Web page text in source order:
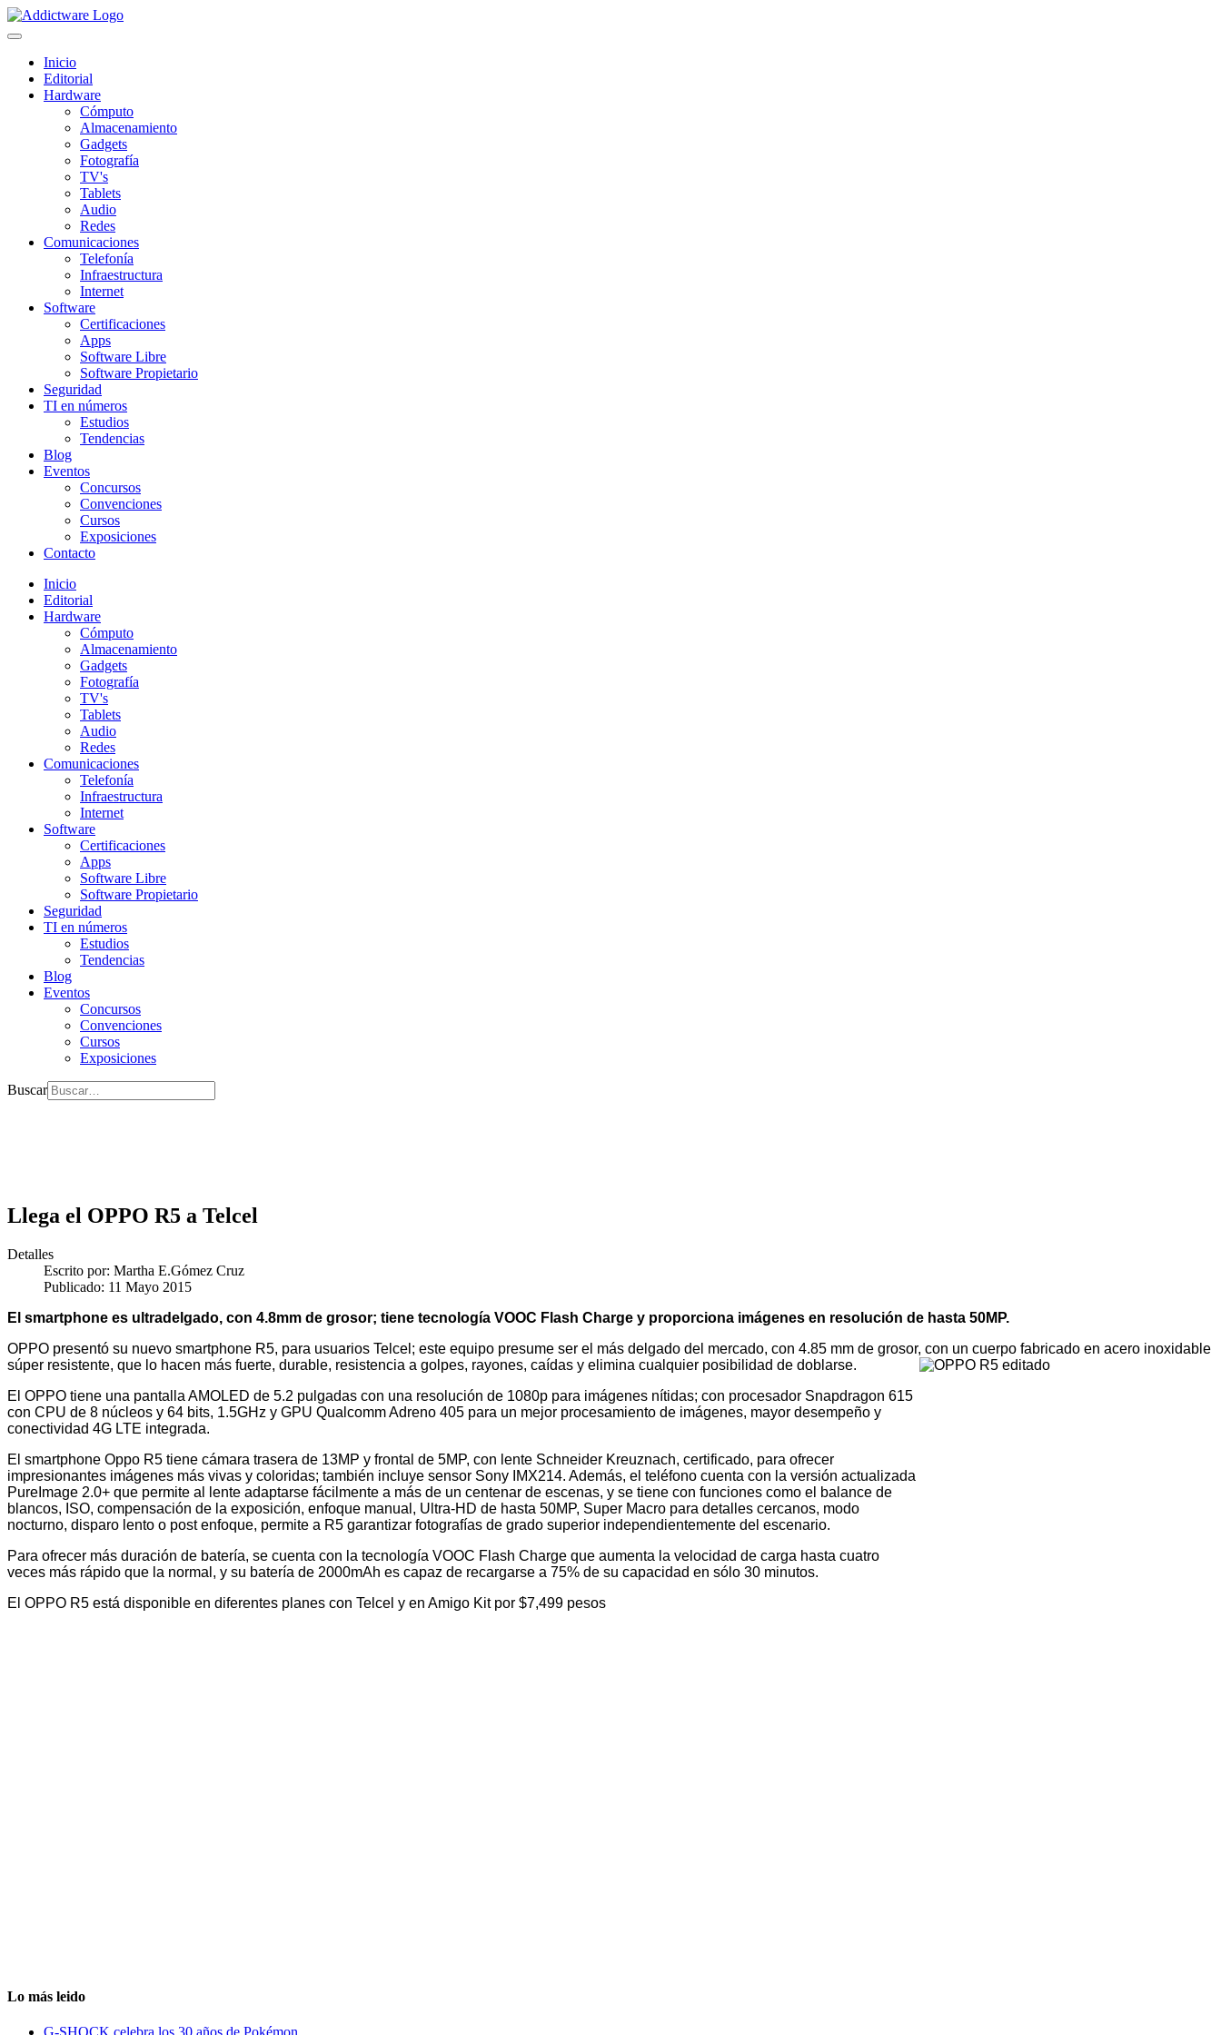
Inicio
Editorial
Hardware
Cómputo
Almacenamiento
Gadgets
Fotografía
TV's
Tablets
Audio
Redes
Comunicaciones
Telefonía
Infraestructura
Internet
Software
Certificaciones
Apps
Software Libre
Software Propietario
Seguridad
TI en números
Estudios
Tendencias
Blog
Eventos
Concursos
Convenciones
Cursos
Exposiciones
Contacto
Inicio
Editorial
Hardware
Cómputo
Almacenamiento
Gadgets
Fotografía
TV's
Tablets
Audio
Redes
Comunicaciones
Telefonía
Infraestructura
Internet
Software
Certificaciones
Apps
Software Libre
Software Propietario
Seguridad
TI en números
Estudios
Tendencias
Blog
Eventos
Concursos
Convenciones
Cursos
Exposiciones
Buscar
Llega el OPPO R5 a Telcel
Detalles
Escrito por: Martha E.Gómez Cruz
Publicado: 11 Mayo 2015
El smartphone es ultradelgado, con 4.8mm de grosor; tiene tecnología VOOC Flash Charge y proporciona imágenes en resolución de hasta 50MP.
OPPO presentó su nuevo smartphone R5, para usuarios Telcel; este equipo presume ser el más delgado del mercado, con 4.85 mm de grosor, con un cuerpo fabricado en acero inoxidable
súper resistente, que lo hacen más fuerte, durable, resistencia a golpes, rayones, caídas y elimina cualquier posibilidad de doblarse.
El OPPO tiene una pantalla AMOLED de 5.2 pulgadas con una resolución de 1080p para imágenes nítidas; con procesador Snapdragon 615
con CPU de 8 núcleos y 64 bits, 1.5GHz y GPU Qualcomm Adreno 405 para un mejor procesamiento de imágenes, mayor desempeño y
conectividad 4G LTE integrada.
El smartphone Oppo R5 tiene cámara trasera de 13MP y frontal de 5MP, con lente Schneider Kreuznach, certificado, para ofrecer
impresionantes imágenes más vivas y coloridas; también incluye sensor Sony IMX214. Además, el teléfono cuenta con la versión actualizada
PureImage 2.0+ que permite al lente adaptarse fácilmente a más de un centenar de escenas, y se tiene con funciones como el balance de
blancos, ISO, compensación de la exposición, enfoque manual, Ultra-HD de hasta 50MP, Super Macro para detalles cercanos, modo
nocturno, disparo lento o post enfoque, permite a R5 garantizar fotografías de grado superior independientemente del escenario.
Para ofrecer más duración de batería, se cuenta con la tecnología VOOC Flash Charge que aumenta la velocidad de carga hasta cuatro
veces más rápido que la normal, y su batería de 2000mAh es capaz de recargarse a 75% de su capacidad en sólo 30 minutos.
El OPPO R5 está disponible en diferentes planes con Telcel y en Amigo Kit por $7,499 pesos
Lo más leido